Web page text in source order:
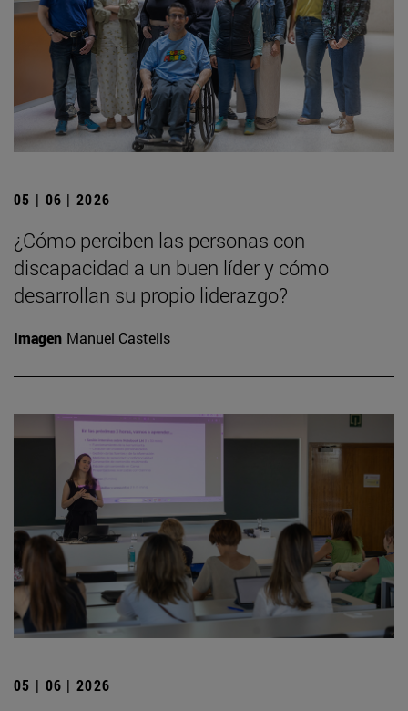
05 | 06 | 2026
¿Cómo perciben las personas con
discapacidad a un buen líder y cómo
desarrollan su propio liderazgo?
Imagen Manuel Castells
05 | 06 | 2026